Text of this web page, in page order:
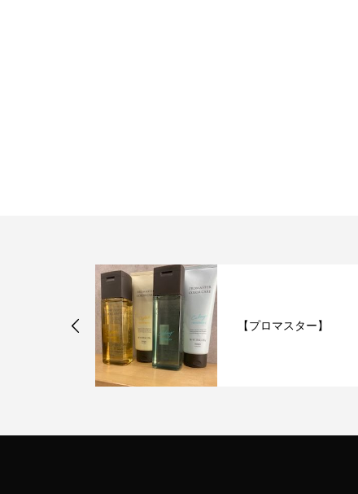
【プロマスター】